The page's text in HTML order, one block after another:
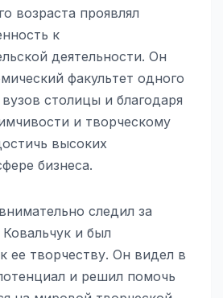
возраста проявлял
к
деятельности. Он
факультет одного
столицы и благодаря
и творческому
высоких
бизнеса.
следил за
и был
ее творчеству. Он видел в
и решил помочь